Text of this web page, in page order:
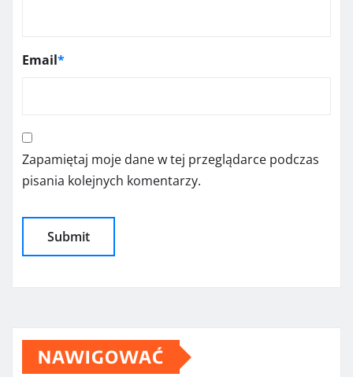
Email*
Zapamiętaj moje dane w tej przeglądarce podczas
pisania kolejnych komentarzy.
NAWIGOWAĆ